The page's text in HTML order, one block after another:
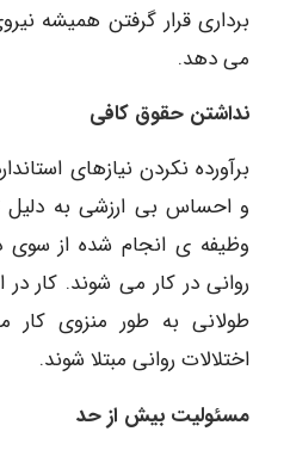
برداری قرار گرفتن همیشه
می دهد.
نداشتن حقوق کافی
برآورده نکردن نیازهای
و احساس بی ارزشی به دلیل
وظیفه ی انجام شده از
روانی در کار می شوند. کار در
طولانی به طور منزوی
اختلالات روانی مبتلا شوند.
مسئولیت بیش از حد